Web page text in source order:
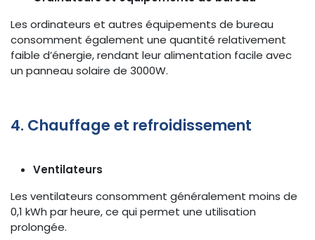
Les ordinateurs et autres équipements de bureau
consomment également une quantité relativement
faible d’énergie, rendant leur alimentation facile avec
un panneau solaire de 3000W.
4. Chauffage et refroidissement
Ventilateurs
Les ventilateurs consomment généralement moins de
0,1 kWh par heure, ce qui permet une utilisation
prolongée.